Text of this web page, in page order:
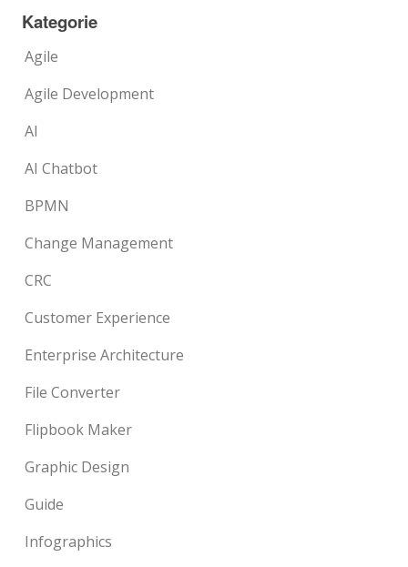
Kategorie
Agile
Agile Development
AI
AI Chatbot
BPMN
Change Management
CRC
Customer Experience
Enterprise Architecture
File Converter
Flipbook Maker
Graphic Design
Guide
Infographics